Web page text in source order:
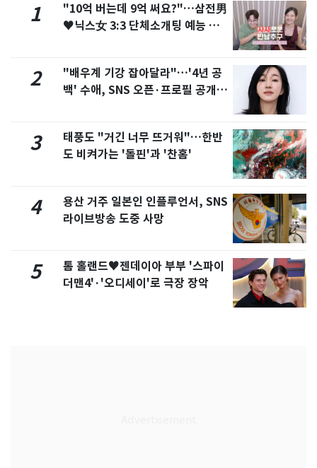
1
"10억 버는데 9억 써요?"…삼전男
♥닉스女 3:3 단체소개팅 예능 화
2
"배우계 기강 잡아달라"…'4년 공
백' 수애, SNS 오픈·프로필 공개
3
태풍도 "거긴 너무 뜨거워"…한반
도 비켜가는 '돌핀'과 '찬홈'
4
용산 거주 일본인 인플루언서, SNS
라이브방송 도중 사망
5
톰 홀랜드♥젠데이아 부부 '스파이
더맨4'·'오디세이'로 극장 장악